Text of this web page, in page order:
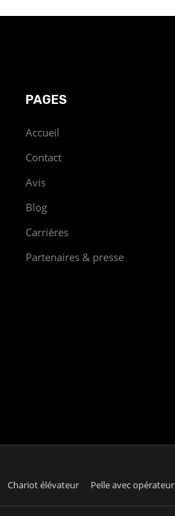
PAGES
Accueil
Contact
Avis
Blog
Carrières
Partenaires & presse
Chariot élévateur Pelle avec opérateur